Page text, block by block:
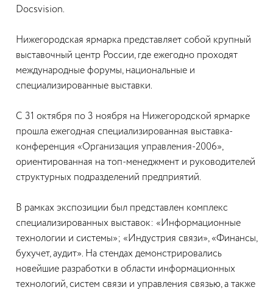
Docsvision.
Нижегородская ярмарка представляет собой крупный
выставочный центр России, где ежегодно проходят
международные форумы, национальные и
специализированные выставки.
С 31 октября по 3 ноября на Нижегородской ярмарке
прошла ежегодная специализированная выставка-
конференция «Организация управления-2006»,
ориентированная на топ-менеджмент и руководителей
структурных подразделений предприятий.
В рамках экспозиции был представлен комплекс
специализированных выставок: «Информационные
технологии и системы»; «Индустрия связи», «Финансы,
бухучет, аудит». На стендах демонстрировались
новейшие разработки в области информационных
технологий, систем связи и управления связью, а также